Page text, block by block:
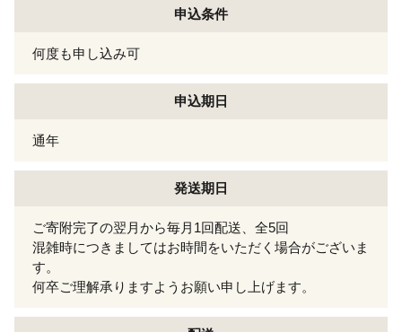
申込条件
何度も申し込み可
申込期日
通年
発送期日
ご寄附完了の翌月から毎月1回配送、全5回
混雑時につきましてはお時間をいただく場合がございま
す。
何卒ご理解承りますようお願い申し上げます。